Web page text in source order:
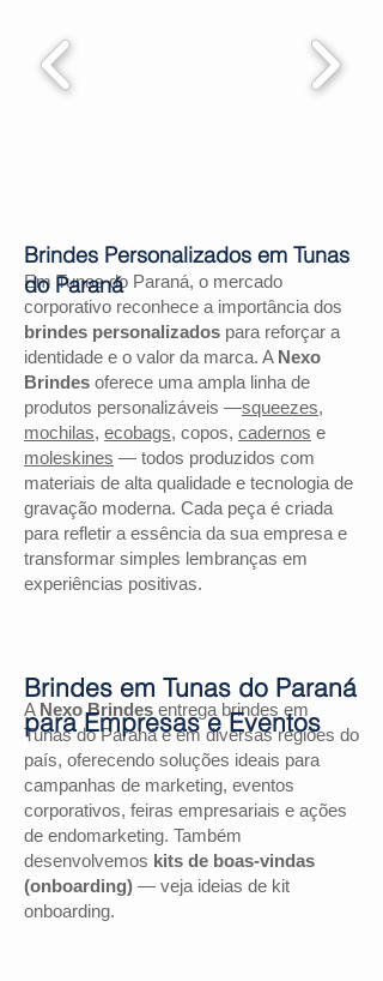
Em Tunas do Paraná, o mercado
corporativo reconhece a importância dos
brindes personalizados para reforçar a
identidade e o valor da marca. A Nexo
Brindes oferece uma ampla linha de
produtos personalizáveis —squeezes,
mochilas, ecobags, copos, cadernos e
moleskines — todos produzidos com
materiais de alta qualidade e tecnologia de
gravação moderna. Cada peça é criada
para refletir a essência da sua empresa e
transformar simples lembranças em
experiências positivas.
A Nexo Brindes entrega brindes em
Tunas do Paraná e em diversas regiões do
país, oferecendo soluções ideais para
campanhas de marketing, eventos
corporativos, feiras empresariais e ações
de endomarketing. Também
desenvolvemos kits de boas-vindas
(onboarding) — veja ideias de kit
onboarding.
Brindes Personalizados em Tunas
do Paraná
Brindes em Tunas do Paraná
para Empresas e Eventos